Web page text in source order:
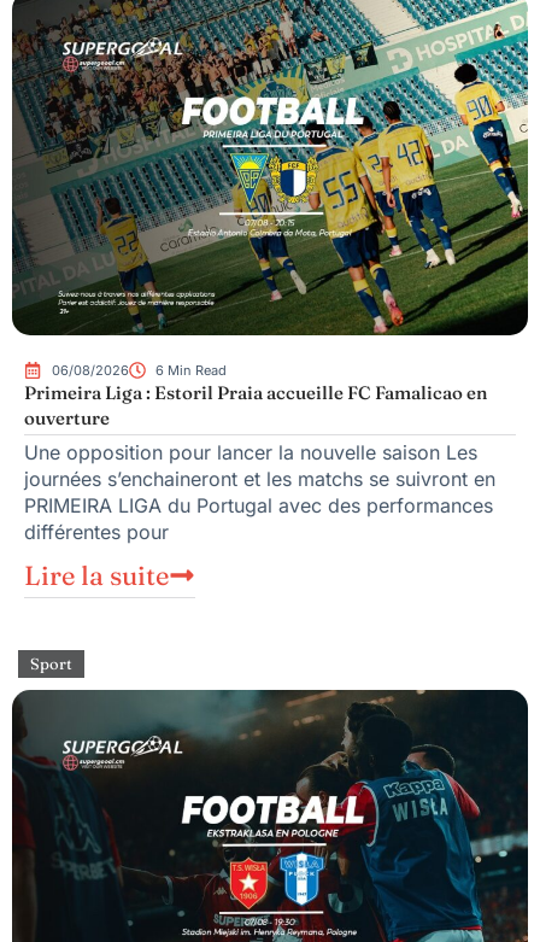
06/08/2026 6 Min Read
Primeira Liga : Estoril Praia accueille FC Famalicao en
ouverture
Une opposition pour lancer la nouvelle saison Les
journées s’enchaineront et les matchs se suivront en
PRIMEIRA LIGA du Portugal avec des performances
différentes pour
Lire la suite
Sport